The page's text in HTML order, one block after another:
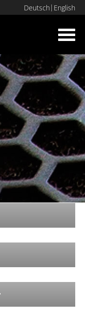
Deutsch English